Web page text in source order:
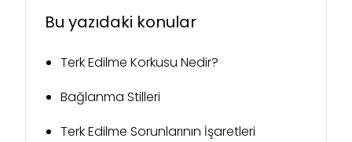
Bu yazıdaki konular
Terk Edilme Korkusu Nedir?
Bağlanma Stilleri
Terk Edilme Sorunlarının İşaretleri